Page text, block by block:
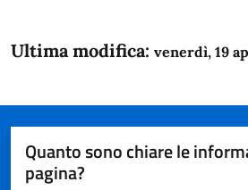
Ultima modifica: venerdì, 19
Quanto sono chiare le
pagina?